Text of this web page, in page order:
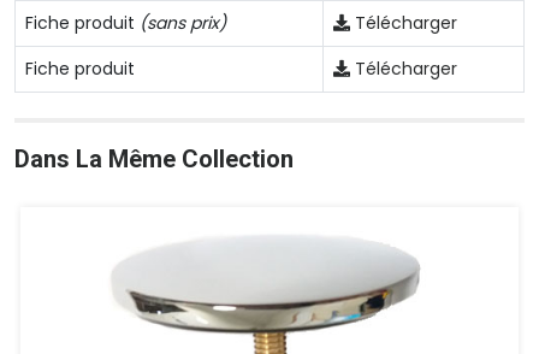
Fiche produit (sans prix)
Télécharger
Fiche produit
Télécharger
Dans La Même Collection